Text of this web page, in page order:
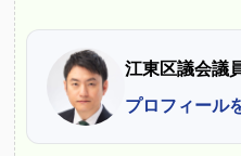
江東区議会
プロフィール